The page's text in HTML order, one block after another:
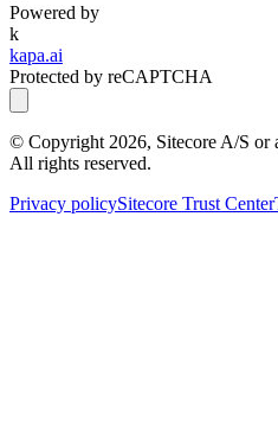
Powered by
k
kapa.ai
Protected by reCAPTCHA
© Copyright 2026, Sitecore A/S or
All rights reserved.
Privacy policySitecore Trust Center